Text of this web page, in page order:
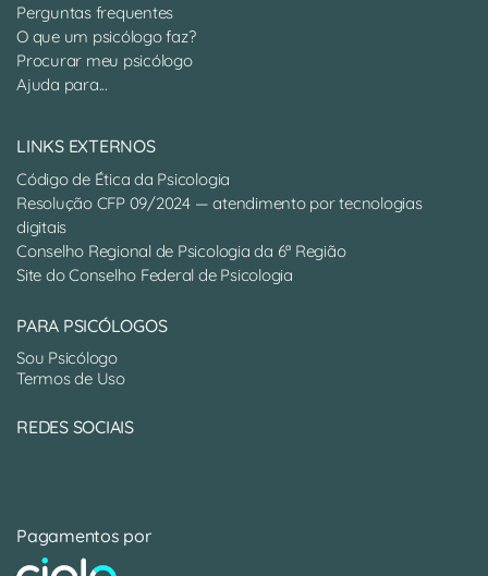
Perguntas frequentes
O que um psicólogo faz?
Procurar meu psicólogo
Ajuda para...
LINKS EXTERNOS
Código de Ética da Psicologia
Resolução CFP 09/2024 — atendimento por tecnologias
digitais
Conselho Regional de Psicologia da 6ª Região
Site do Conselho Federal de Psicologia
PARA PSICÓLOGOS
Sou Psicólogo
Termos de Uso
REDES SOCIAIS
Pagamentos por